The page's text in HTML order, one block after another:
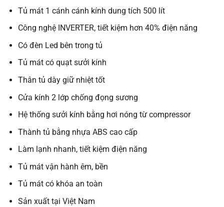
Tủ mát 1 cánh cánh kính dung tích 500 lít
Công nghệ INVERTER, tiết kiệm hơn 40% điện năng
Có đèn Led bên trong tủ
Tủ mát có quạt sưởi kính
Thân tủ dày giữ nhiệt tốt
Cửa kính 2 lớp chống đọng sương
Hệ thống sưởi kính bằng hơi nóng từ compressor
Thành tủ bằng nhựa ABS cao cấp
Làm lạnh nhanh, tiết kiệm điện năng
Tủ mát vận hành êm, bền
Tủ mát có khóa an toàn
Sản xuất tại Việt Nam